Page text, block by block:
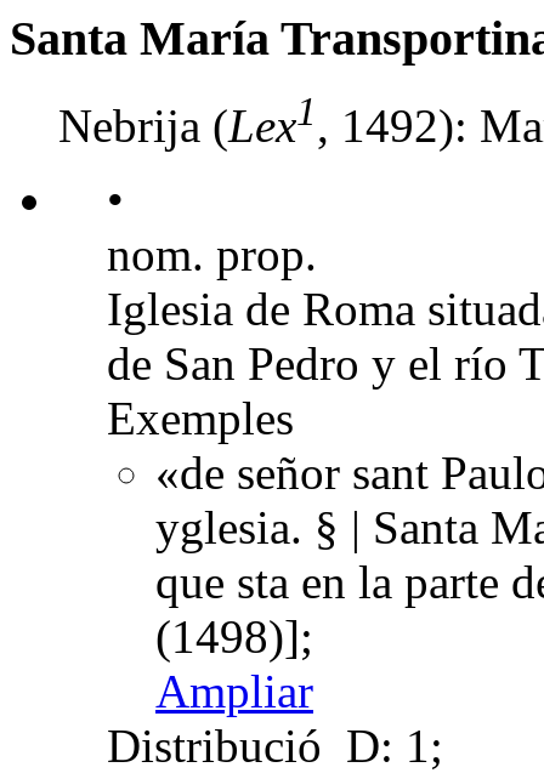
Santa María
Nebrija (Lex1, 1492):
•
nom. prop.
Iglesia de Roma
de San Pedro y el río
Exemples
«de señor sant
yglesia. § | Santa
que sta en la parte
(1498)];
Ampliar
Distribució D: 1;